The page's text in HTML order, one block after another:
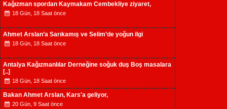
Kağızman spordan Kaymakam Cembekliye ziyaret,
18 Gün, 18 Saat önce
Ahmet Arslan’a Sarıkamış ve Selim’de yoğun ilgi
18 Gün, 18 Saat önce
Antalya Kağızmanlılar Derneğine soğuk duş Boş masalara
[..]
18 Gün, 18 Saat önce
Bakan Ahmet Arslan, Kars'a geliyor,
20 Gün, 9 Saat önce